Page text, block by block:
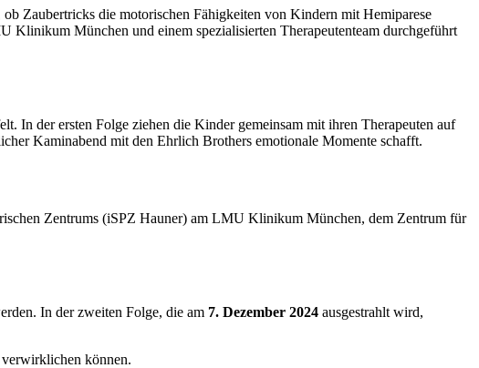
Zaubertricks die motorischen Fähigkeiten von Kindern mit Hemiparese
Klinikum München und einem spezialisierten Therapeutenteam durchgeführt
In der ersten Folge ziehen die Kinder gemeinsam mit ihren Therapeuten auf
Kaminabend mit den Ehrlich Brothers emotionale Momente schafft.
Zentrums (iSPZ Hauner) am LMU Klinikum München, dem Zentrum für
In der zweiten Folge, die am 7. Dezember 2024 ausgestrahlt wird,
können.